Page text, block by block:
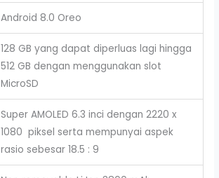
Android 8.0 Oreo
128 GB yang dapat diperluas lagi hingga
512 GB dengan menggunakan slot
MicroSD
Super AMOLED 6.3 inci dengan 2220 x
1080 piksel serta mempunyai aspek
rasio sebesar 18.5 : 9